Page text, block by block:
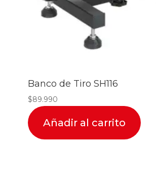
Banco de Tiro SH116
$89.990
Añadir al carrito